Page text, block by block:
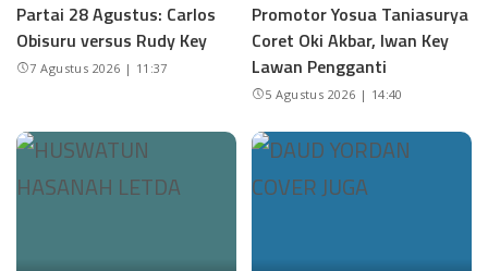
Partai 28 Agustus: Carlos
Obisuru versus Rudy Key
7 Agustus 2026 | 11:37
Promotor Yosua Taniasurya
Coret Oki Akbar, Iwan Key
Lawan Pengganti
5 Agustus 2026 | 14:40